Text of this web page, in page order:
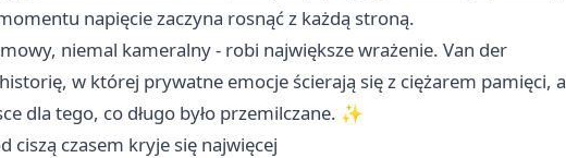
napięcie zaczyna rosnąć z każdą stroną.
niemal kameralny - robi największe wrażenie. Van der
w której prywatne emocje ścierają się z ciężarem pamięci, a
dla tego, co długo było przemilczane. ✨
ciszą czasem kryje się najwięcej